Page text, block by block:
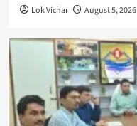
Lok Vichar August 5, 2026